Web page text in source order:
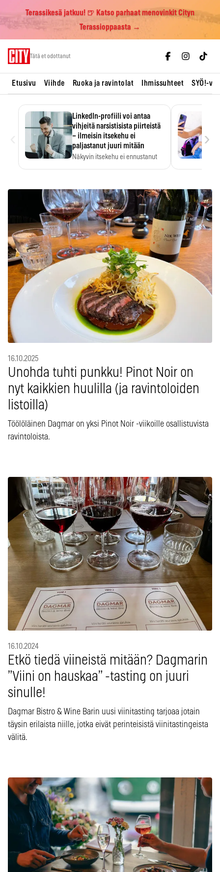
Terassikesä jatkuu! 🍺 Katso parhaat menovinkit Cityn
Terassioppaasta →
Tätä et odottanut
Etusivu Viihde Ruoka ja ravintolat Ihmissuhteet SYÖ!-
LinkedIn-profiili voi antaa
vihjeitä narsistisista piirteistä
– ilmeisin itsekehu ei
paljastanut juuri mitään
Näkyvin itsekehu ei ennustanut
›
16.10.2025
Unohda tuhti punkku! Pinot Noir on
nyt kaikkien huulilla (ja ravintoloiden
listoilla)
Töölöläinen Dagmar on yksi Pinot Noir -viikoille osallistuvista
ravintoloista.
16.10.2024
Etkö tiedä viineistä mitään? Dagmarin
”Viini on hauskaa” -tasting on juuri
sinulle!
Dagmar Bistro & Wine Barin uusi viinitasting tarjoaa jotain
täysin erilaista niille, jotka eivät perinteisistä viinitastingeista
välitä.